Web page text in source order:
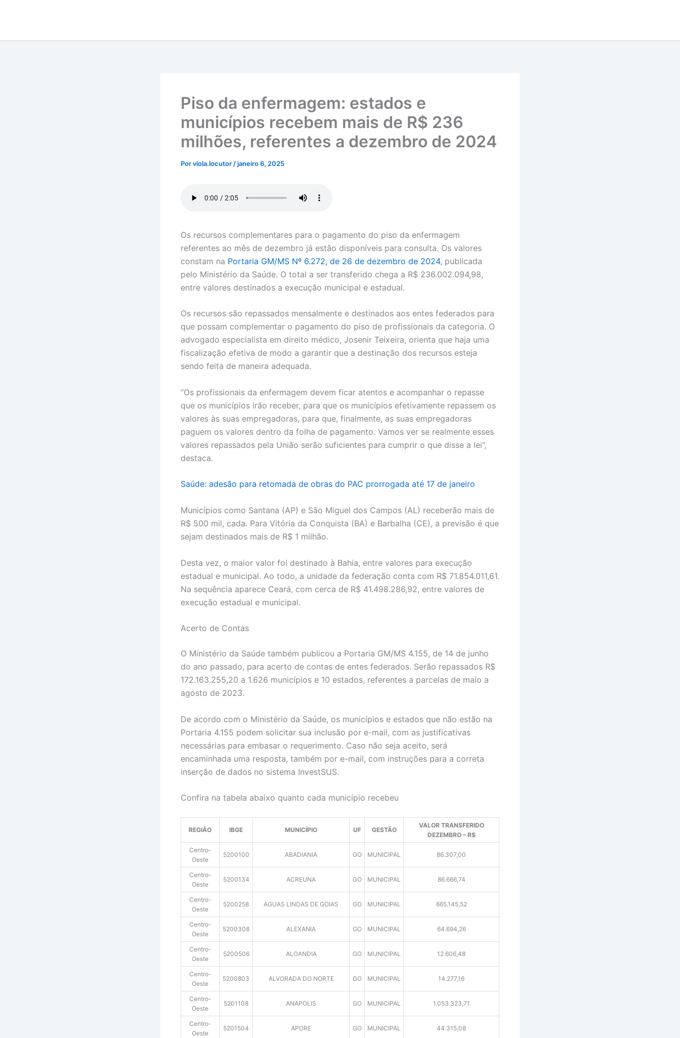
Piso da enfermagem: estados e
municípios recebem mais de R$ 236
milhões, referentes a dezembro de 2024
Porviola.locutor /janeiro 6, 2025
Os recursos complementares para o pagamento do piso da enfermagem
referentes ao mês de dezembro já estão disponíveis para consulta. Os valores
constam na Portaria GM/MS Nº 6.272, de 26 de dezembro de 2024, publicada
pelo Ministério da Saúde. O total a ser transferido chega a R$ 236.002.094,98,
entre valores destinados a execução municipal e estadual.
Os recursos são repassados mensalmente e destinados aos entes federados para
que possam complementar o pagamento do piso de profissionais da categoria. O
advogado especialista em direito médico, Josenir Teixeira, orienta que haja uma
fiscalização efetiva de modo a garantir que a destinação dos recursos esteja
sendo feita de maneira adequada.
“Os profissionais da enfermagem devem ficar atentos e acompanhar o repasse
que os municípios irão receber, para que os municípios efetivamente repassem os
valores às suas empregadoras, para que, finalmente, as suas empregadoras
paguem os valores dentro da folha de pagamento. Vamos ver se realmente esses
valores repassados pela União serão suficientes para cumprir o que disse a lei”,
destaca.
Saúde: adesão para retomada de obras do PAC prorrogada até 17 de janeiro
Municípios como Santana (AP) e São Miguel dos Campos (AL) receberão mais de
R$ 500 mil, cada. Para Vitória da Conquista (BA) e Barbalha (CE), a previsão é que
sejam destinados mais de R$ 1 milhão.
Desta vez, o maior valor foi destinado à Bahia, entre valores para execução
estadual e municipal. Ao todo, a unidade da federação conta com R$ 71.854.011,61.
Na sequência aparece Ceará, com cerca de R$ 41.498.286,92, entre valores de
execução estadual e municipal.
Acerto de Contas
O Ministério da Saúde também publicou a Portaria GM/MS 4.155, de 14 de junho
do ano passado, para acerto de contas de entes federados. Serão repassados R$
172.163.255,20 a 1.626 municípios e 10 estados, referentes a parcelas de maio a
agosto de 2023.
De acordo com o Ministério da Saúde, os municípios e estados que não estão na
Portaria 4.155 podem solicitar sua inclusão por e-mail, com as justificativas
necessárias para embasar o requerimento. Caso não seja aceito, será
encaminhada uma resposta, também por e-mail, com instruções para a correta
inserção de dados no sistema InvestSUS.
Confira na tabela abaixo quanto cada município recebeu
REGIÃO IBGE MUNICÍPIO UF GESTÃO
VALOR TRANSFERIDO
DEZEMBRO – R$
Centro-
Oeste
5200100 ABADIANIA GO MUNICIPAL 86.307,00
Centro-
Oeste
5200134 ACREUNA GO MUNICIPAL 86.666,74
Centro-
Oeste
5200258 AGUAS LINDAS DE GOIAS GO MUNICIPAL 665.145,52
Centro-
Oeste
5200308 ALEXANIA GO MUNICIPAL 64.694,26
Centro-
Oeste
5200506 ALOANDIA GO MUNICIPAL 12.606,48
Centro-
Oeste
5200803 ALVORADA DO NORTE GO MUNICIPAL 14.277,16
Centro-
Oeste
5201108 ANAPOLIS GO MUNICIPAL 1.053.323,71
Centro-
Oeste
5201504 APORE GO MUNICIPAL 44.315,08